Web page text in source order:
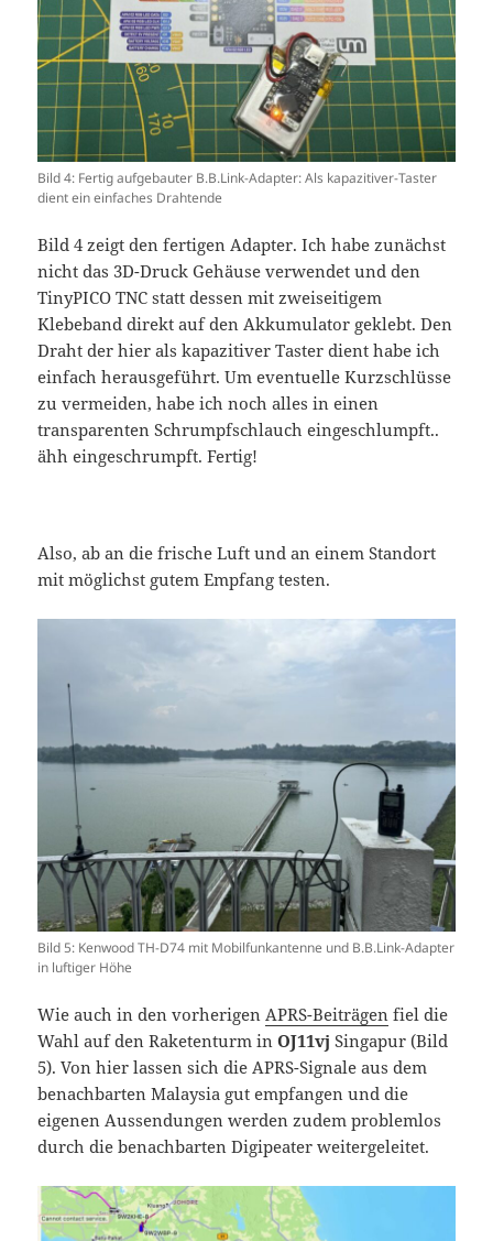
Bild 4: Fertig aufgebauter B.B.Link-Adapter: Als kapazitiver-Taster
dient ein einfaches Drahtende
Bild 4 zeigt den fertigen Adapter. Ich habe zunächst
nicht das 3D-Druck Gehäuse verwendet und den
TinyPICO TNC statt dessen mit zweiseitigem
Klebeband direkt auf den Akkumulator geklebt. Den
Draht der hier als kapazitiver Taster dient habe ich
einfach herausgeführt. Um eventuelle Kurzschlüsse
zu vermeiden, habe ich noch alles in einen
transparenten Schrumpfschlauch eingeschlumpft..
ähh eingeschrumpft. Fertig!
Also, ab an die frische Luft und an einem Standort
mit möglichst gutem Empfang testen.
Bild 5: Kenwood TH-D74 mit Mobilfunkantenne und B.B.Link-Adapter
in luftiger Höhe
Wie auch in den vorherigenAPRS-Beiträgen fiel die
Wahl auf den Raketenturm inOJ11vj Singapur (Bild
5). Von hier lassen sich die APRS-Signale aus dem
benachbarten Malaysia gut empfangen und die
eigenen Aussendungen werden zudem problemlos
durch die benachbarten Digipeater weitergeleitet.